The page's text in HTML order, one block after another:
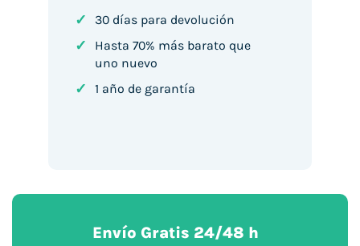
✓ 30 días para devolución
✓
Hasta 70% más barato que
uno nuevo
✓ 1 año de garantía
Envío Gratis 24/48 h